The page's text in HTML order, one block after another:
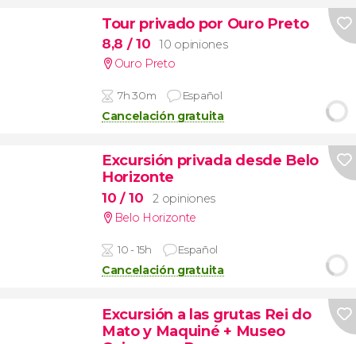
Tour privado por Ouro Preto
8,8 / 10
10 opiniones
Ouro Preto
7h 30m Español
Cancelación gratuita
Excursión privada desde Belo
Horizonte
10 / 10
2 opiniones
Belo Horizonte
10 - 15h Español
Cancelación gratuita
Excursión a las grutas Rei do
Mato y Maquiné + Museo